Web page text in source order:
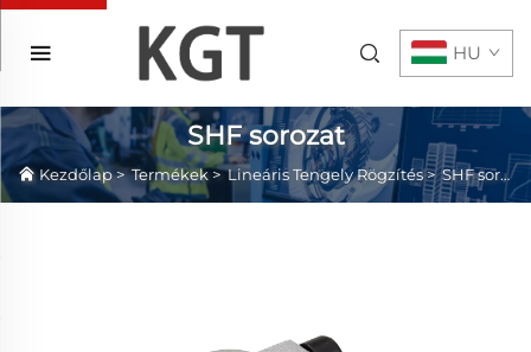
HU
SHF sorozat
Kezdőlap>Termékek>Lineáris Tengely Rögzítés>SHF sorozat